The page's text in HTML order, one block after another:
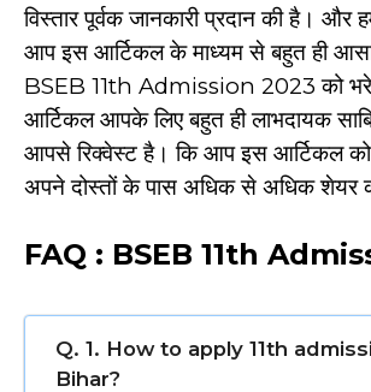
विस्तार पूर्वक जानकारी प्रदान की है। और
आप इस आर्टिकल के माध्यम से बहुत ही
BSEB 11th Admission 2023 को भरे
आर्टिकल आपके लिए बहुत ही लाभदायक
आपसे रिक्वेस्ट है। कि आप इस आर्टिकल को
अपने दोस्तों के पास अधिक से अधिक शेयर
FAQ : BSEB 11th
Q. 1. How to apply 11th
Bihar?